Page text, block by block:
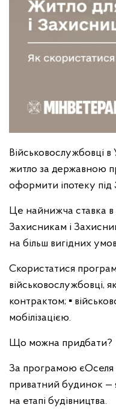
Військовослужбовці
житло за державною
оформити іпотеку під
Це найнижча ставка
Захисникам і
на більш вигідних
Скористатися
військовослужбовці,
контрактом; ▪️
мобілізацією.
Що можна придбати?
За програмою єОселя
приватний будинок —
на етапі будівництва.